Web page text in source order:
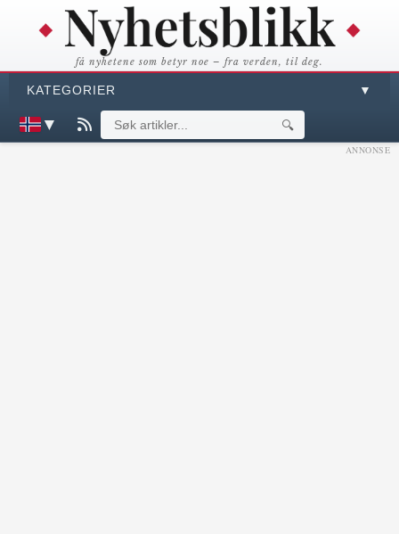
få nyhetene som betyr noe – fra verden, til deg.
KATEGORIER ▼
▼ 🔍
ANNONSE